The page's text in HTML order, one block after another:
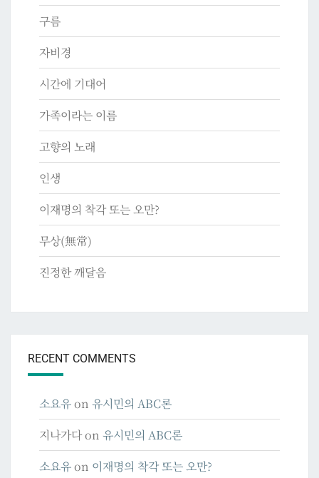
구름
자비경
시간에 기대어
가족이라는 이름
고향의 노래
인생
이재명의 착각 또는 오만?
무상(無常)
진정한 깨달음
RECENT COMMENTS
소요유on 유시민의 ABC론
지나가다on 유시민의 ABC론
소요유on 이재명의 착각 또는 오만?